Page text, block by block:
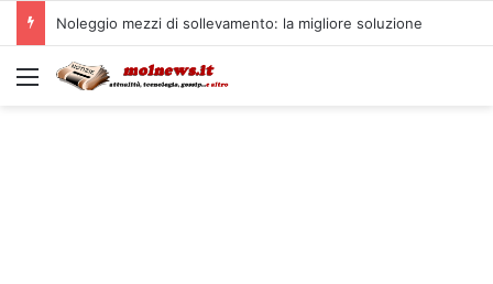
Noleggio mezzi di sollevamento: la migliore soluzione
Menu